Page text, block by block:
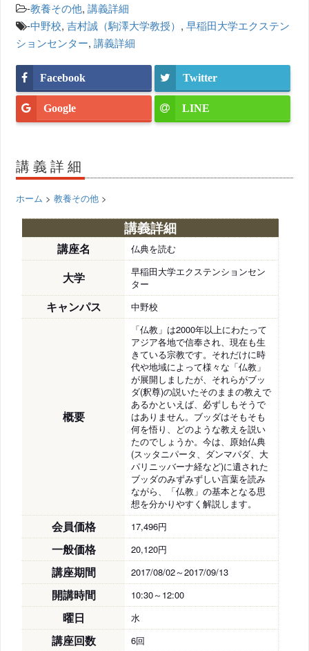
-教養その他,講義詳細
-中野校,吉村誠（駒澤大学教授） ,早稲田大学エクステン
ションセンター,講義詳細
Facebook Twitter
Google LINE
講義詳細
ホーム >教養その他 >
講義詳細
講座名 仏典を読む
大学
早稲田大学エクステンションセン
ター
キャンパス 中野校
概要
「仏教」は2000年以上にわたって
アジア各地で信奉され、現在も生
きている宗教です。それだけに時
代や地域によって様々な「仏教」
が展開しましたが、それらがブッ
ダ(釈尊)の説いたそのままの教えで
あるかといえば、必ずしもそうで
はありません。ブッダはそもそも
何を悟り、どのような教えを説い
たのでしょうか。今は、原始仏典
(スッタニパータ、ダンマパダ、大
パリニッバーナ経など)に遺された
ブッダのみずみずしい言葉を読み
ながら、「仏教」の基本となる思
想を分かりやすく解説します。
会員価格 17,496円
一般価格 20,120円
講座期間 2017/08/02～2017/09/13
開講時間 10:30～12:00
曜日 水
講座回数 6回